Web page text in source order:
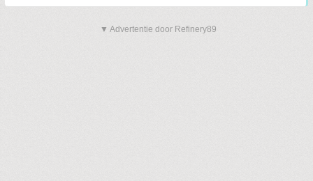
▼ Advertentie door Refinery89